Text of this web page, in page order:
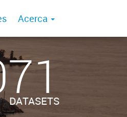
Acerca
DATASETS